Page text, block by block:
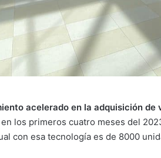
acelerado en la adquisición de
los primeros cuatro meses del
con esa tecnología es de 8000